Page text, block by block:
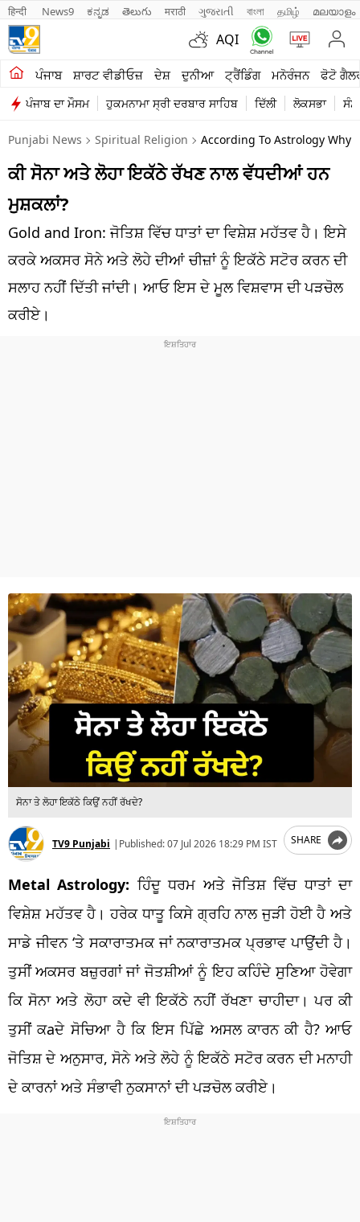
हिन्दी News9 ಕನ್ನಡ తెలుగు मराठी ગુજરાતી বাংলা தமிழ் മലയാളം
AQI
ਪੰਜਾਬ ਸ਼ਾਰਟ ਵੀਡੀਓਜ਼ ਦੇਸ਼ ਦੁਨੀਆ ਟ੍ਰੈਂਡਿੰਗ ਮਨੋਰੰਜਨ ਫੋਟੋ
ਪੰਜਾਬ ਦਾ ਮੌਸਮ ਹੁਕਮਨਾਮਾ ਸ੍ਰੀ ਦਰਬਾਰ ਸਾਹਿਬ ਦਿੱਲੀ ਲੋਕਸਭਾ
ਖੇਤੀਬਾੜੀ
ਸ਼ਾਰਟ ਵੀਡੀਓਜ਼
ਕਾਰੋਬਾਰ
ਕਰਿਅਰ
ਮਨੋਰੰਜਨ
ਦੇਸ਼
ਲਾਈਫ ਸਟਾਈਲ
Punjabi News Spiritual Religion According To Astrology Why
ਕੀ ਸੋਨਾ ਅਤੇ ਲੋਹਾ ਇਕੱਠੇ ਰੱਖਣ ਨਾਲ ਵੱਧਦੀਆਂ ਹਨ
ਮੁਸ਼ਕਲਾਂ?
Gold and Iron: ਜੋਤਿਸ਼ ਵਿੱਚ ਧਾਤਾਂ ਦਾ ਵਿਸ਼ੇਸ਼ ਮਹੱਤਵ ਹੈ। ਇਸੇ
ਕਰਕੇ ਅਕਸਰ ਸੋਨੇ ਅਤੇ ਲੋਹੇ ਦੀਆਂ ਚੀਜ਼ਾਂ ਨੂੰ ਇਕੱਠੇ ਸਟੋਰ ਕਰਨ ਦੀ
ਸਲਾਹ ਨਹੀਂ ਦਿੱਤੀ ਜਾਂਦੀ। ਆਓ ਇਸ ਦੇ ਮੂਲ ਵਿਸ਼ਵਾਸ ਦੀ ਪੜਚੋਲ
ਕਰੀਏ।
ਸੋਨਾ ਤੇ ਲੋਹਾ ਇਕੱਠੇ ਕਿਉਂ ਨਹੀਂ ਰੱਖਦੇ?
TV9 Punjabi | Published:07 Jul 2026 18:29 PM IST SHARE
Metal Astrology: ਹਿੰਦੂ ਧਰਮ ਅਤੇ ਜੋਤਿਸ਼ ਵਿੱਚ ਧਾਤਾਂ ਦਾ
ਵਿਸ਼ੇਸ਼ ਮਹੱਤਵ ਹੈ। ਹਰੇਕ ਧਾਤੂ ਕਿਸੇ ਗ੍ਰਹਿ ਨਾਲ ਜੁੜੀ ਹੋਈ ਹੈ ਅਤੇ
ਸਾਡੇ ਜੀਵਨ ‘ਤੇ ਸਕਾਰਾਤਮਕ ਜਾਂ ਨਕਾਰਾਤਮਕ ਪ੍ਰਭਾਵ ਪਾਉਂਦੀ ਹੈ।
ਤੁਸੀਂ ਅਕਸਰ ਬਜ਼ੁਰਗਾਂ ਜਾਂ ਜੋਤਸ਼ੀਆਂ ਨੂੰ ਇਹ ਕਹਿੰਦੇ ਸੁਣਿਆ ਹੋਵੇਗਾ
ਕਿ ਸੋਨਾ ਅਤੇ ਲੋਹਾ ਕਦੇ ਵੀ ਇਕੱਠੇ ਨਹੀਂ ਰੱਖਣਾ ਚਾਹੀਦਾ। ਪਰ ਕੀ
ਤੁਸੀਂ ਕaਦੇ ਸੋਚਿਆ ਹੈ ਕਿ ਇਸ ਪਿੱਛੇ ਅਸਲ ਕਾਰਨ ਕੀ ਹੈ? ਆਓ
ਜੋਤਿਸ਼ ਦੇ ਅਨੁਸਾਰ, ਸੋਨੇ ਅਤੇ ਲੋਹੇ ਨੂੰ ਇਕੱਠੇ ਸਟੋਰ ਕਰਨ ਦੀ ਮਨਾਹੀ
ਦੇ ਕਾਰਨਾਂ ਅਤੇ ਸੰਭਾਵੀ ਨੁਕਸਾਨਾਂ ਦੀ ਪੜਚੋਲ ਕਰੀਏ।